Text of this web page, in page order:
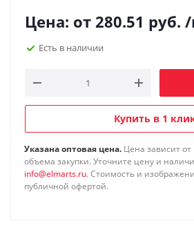
Цена: от 280.51 руб.
Есть в наличии
Купить в 1
Указана оптовая цена. Цена зависит
объема закупки. Уточните цену и
info@elmarts.ru. Стоимость и
публичной офертой.